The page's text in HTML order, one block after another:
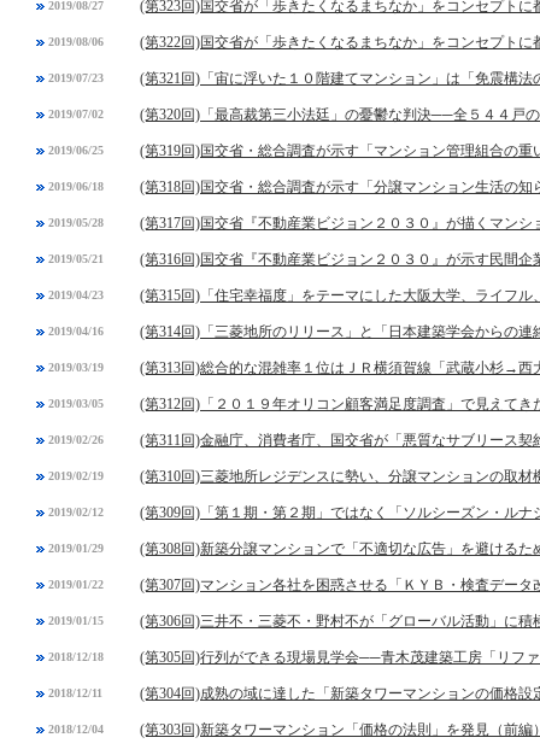
2019/08/27 (第323回)国交省が「歩きたくなるまちなか」をコンセプトに
2019/08/06 (第322回)国交省が「歩きたくなるまちなか」をコンセプトに
2019/07/23 (第321回)「宙に浮いた１０階建てマンション」は「免震構法
2019/07/02 (第320回)「最高裁第三小法廷」の憂鬱な判決──全５４４戸
2019/06/25 (第319回)国交省・総合調査が示す「マンション管理組合の重
2019/06/18 (第318回)国交省・総合調査が示す「分譲マンション生活の知
2019/05/28 (第317回)国交省『不動産業ビジョン２０３０』が描くマン
2019/05/21 (第316回)国交省『不動産業ビジョン２０３０』が示す民間企
2019/04/23 (第315回)「住宅幸福度」をテーマにした大阪大学、ライフル
2019/04/16 (第314回)「三菱地所のリリース」と「日本建築学会からの
2019/03/19 (第313回)総合的な混雑率１位はＪＲ横須賀線「武蔵小杉→西
2019/03/05 (第312回)「２０１９年オリコン顧客満足度調査」で見えてき
2019/02/26 (第311回)金融庁、消費者庁、国交省が「悪質なサブリース契
2019/02/19 (第310回)三菱地所レジデンスに勢い、分譲マンションの取材
2019/02/12 (第309回)「第１期・第２期」ではなく「ソルシーズン・ルナ
2019/01/29 (第308回)新築分譲マンションで「不適切な広告」を避けるた
2019/01/22 (第307回)マンション各社を困惑させる「ＫＹＢ・検査データ
2019/01/15 (第306回)三井不・三菱不・野村不が「グローバル活動」に積
2018/12/18 (第305回)行列ができる現場見学会──青木茂建築工房「リフ
2018/12/11 (第304回)成熟の域に達した「新築タワーマンションの価格設
2018/12/04 (第303回)新築タワーマンション「価格の法則」を発見（前編